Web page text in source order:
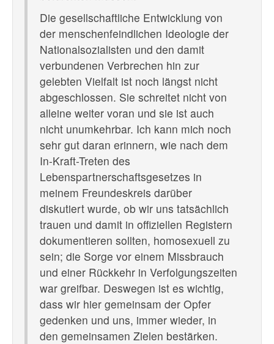
Die gesellschaftliche Entwicklung von
der menschenfeindlichen Ideologie der
Nationalsozialisten und den damit
verbundenen Verbrechen hin zur
gelebten Vielfalt ist noch längst nicht
abgeschlossen. Sie schreitet nicht von
alleine weiter voran und sie ist auch
nicht unumkehrbar. Ich kann mich noch
sehr gut daran erinnern, wie nach dem
In-Kraft-Treten des
Lebenspartnerschaftsgesetzes in
meinem Freundeskreis darüber
diskutiert wurde, ob wir uns tatsächlich
trauen und damit in offiziellen Registern
dokumentieren sollten, homosexuell zu
sein; die Sorge vor einem Missbrauch
und einer Rückkehr in Verfolgungszeiten
war greifbar. Deswegen ist es wichtig,
dass wir hier gemeinsam der Opfer
gedenken und uns, immer wieder, in
den gemeinsamen Zielen bestärken.